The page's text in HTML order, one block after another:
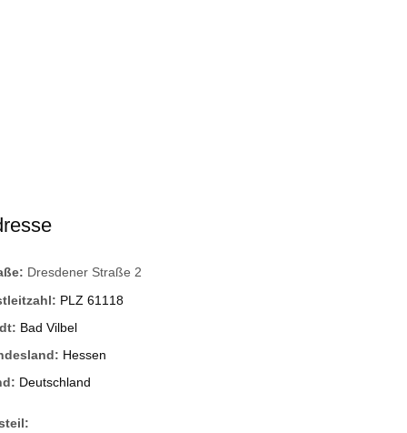
Dresdener Straße 2
PLZ 61118
Bad Vilbel
Hessen
Deutschland